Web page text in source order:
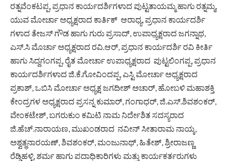
ರತ್ನವೆಂಕಟಪ್ಪ, ಪ್ರಧಾನ ಕಾರ್ಯದರ್ಶಿಗಳಾದ ಪುಟ್ಟತಾಯಮ್ಮ ಹಾಗು ರತ್ನಮ್ಮ,
ಯುವ ಮೋರ್ಚಾ ಅಧ್ಯಕ್ಷರಾದ ಕಾರ್ತಿಕ್ ಆರಾಧ್ಯ, ಪ್ರಧಾನ ಕಾರ್ಯದರ್ಶಿ
ಗಳಾದ ತೇಜಸ್ ಗೌಡ ಹಾಗು ಗುರು ಪ್ರಸಾದ್, ಉಪಾಧ್ಯಕ್ಷರಾದ ಜಗನ್ನಾಥ,
ಎಸ್.ಸಿ ಮೊರ್ಚಾ ಅಧ್ಯಕ್ಷರಾದ ರವಿ.ಆರ್, ಪ್ರಧಾನ ಕಾರ್ಯದರ್ಶಿ ರವಿ ಕೀರ್ತಿ
ಹಾಗು ಸಿದ್ದಗಂಗಪ್ಪ, ರೈತ ಮೋರ್ಚಾ ಉಪಾಧ್ಯಕ್ಷರಾದ ಪುಟ್ಟಲಿಂಗಪ್ಪ, ಪ್ರಧಾನ
ಕಾರ್ಯದರ್ಶಿಗಳಾದ ಜಿ.ಕೆ.ಗೋವಿಂದಪ್ಪ, ಎಸ್ಟಿ ಮೋರ್ಚಾ ಅಧ್ಯಕ್ಷರಾದ
ಪ್ರಕಾಶ್, ಒಬಿಸಿ ಮೋರ್ಚಾ ಅಧ್ಯಕ್ಷ ಜಗದೀಶ್ ಅಚಾರ್, ಹೋಬಳಿ ಮಹಾಶಕ್ತಿ
ಕೇಂದ್ರಗಳ ಅಧ್ಯಕ್ಷರಾದ ಪ್ರಸನ್ನ ಕುಮಾರ್, ಗಂಗಾಧರ್, ಜಿ.ಎಸ್.ಶಿವಶಂಕರ್,
ವೇಂಕಟೇಶ್, ಬಗರುಕುಂ ಕಮಿಟಿ ನಾಮ ನಿರ್ದೇಶಿತ ಸದಸ್ಯರಾದ
ಜಿ.ಹೆಚ್.ನಾರಾಯಣ, ಮುಖಂಡರಾದ ನವೀನ್ ಸೀತಾರಾಮ ನಾಯ್ಕ,
ಅಶ್ವತ್ಥನಾರಯಣ್, ಶಿವಶಂಕರ್, ಮಂಜುನಾಥ್, ಹಿತೇಶ್, ಶ್ರೀರಾಜಣ್ಣ
ರೆಡ್ಡಿಹಳ್ಳಿ, ಶರ್ಮ ಹಾಗು ಪದಾಧಿಕಾರಿಗಳು ಮತ್ತು ಕಾರ್ಯಕರ್ತರುಗಳು